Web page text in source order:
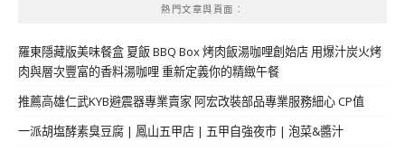
熱門文章與頁面︰
羅東隱藏版美味餐盒 夏飯 BBQ Box 烤肉飯湯咖哩創始店 用爆汁炭火烤
肉與層次豐富的香料湯咖哩 重新定義你的精緻午餐
推薦高雄仁武KYB避震器專業賣家 阿宏改裝部品專業服務細心 CP值
一派胡塩酵素臭豆腐 | 鳳山五甲店 | 五甲自強夜市 | 泡菜&醬汁